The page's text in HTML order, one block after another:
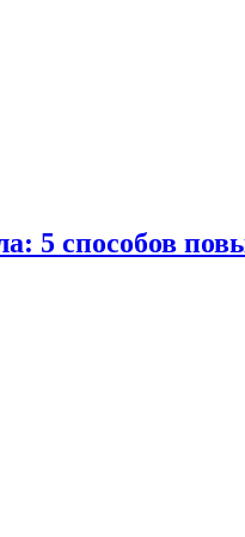
5 способов